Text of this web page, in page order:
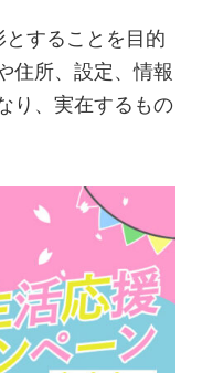
することを目的
住所、設定、情報
り、実在するもの